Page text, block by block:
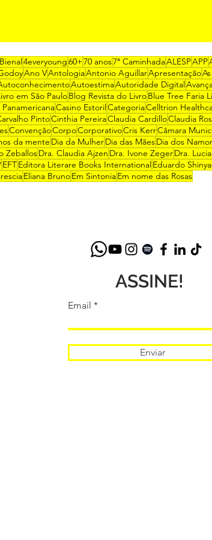
4everyoung60+70 anos7ª CaminhadaALESPAPP
Ano VAntologiaAntonio AguillarApresentação
AutoestimaAutoridade Digital
em São PauloBlog Revista do LivroBlue Tree Faria
PanamericanaCasino EstorilCategoriaCelltrion
PintoCinthia PereiraClaudia CardilloClaudia
ConvençãoCorpoCorporativoCris KerrCâmara
da mente Dia da MulherDia das MãesDia dos
ZeballosDra. Claudia Ajzen Dra. Ivone ZegerDra.
EFTEditora Literare Books InternationalEduardo
Eliana BrunoEm SintoniaEm nome das Rosas
ASSINE!
Email
Enviar